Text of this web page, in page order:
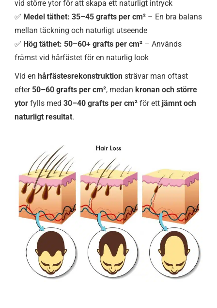
vid större ytor för att skapa ett naturligt intryck
✅ Medel täthet: 35–45 grafts per cm² – En bra balans
mellan täckning och naturligt utseende
✅ Hög täthet: 50–60+ grafts per cm² – Används
främst vid hårfästet för en naturlig look
Vid en hårfästesrekonstruktion strävar man oftast
efter 50–60 grafts per cm², medan kronan och större
ytor fylls med 30–40 grafts per cm² för ett jämnt och
naturligt resultat.